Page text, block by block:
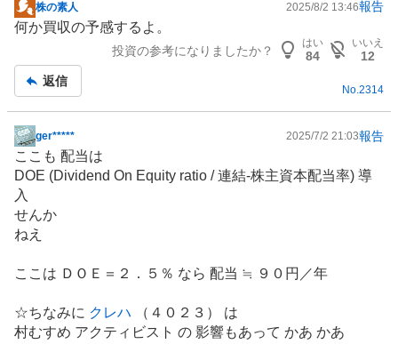
掲
示
事
株の素人 2025/8/2 13:46報告
何か買収の予感するよ。
投資の参考になりましたか？
はい
84
いいえ
12
返信
No.2314
掲
示
板
記
事
ger***** 2025/7/2 21:03報告
ここも 配当は
DOE (Dividend On Equity ratio / 連結-株主資本配当率) 導
入
せんか
ねえ
ここは ＤＯＥ＝２．５％ なら 配当 ≒ ９０円／年
☆ちなみに クレハ （４０２３） は
村むすめ アクティビスト の 影響もあって かあ かあ